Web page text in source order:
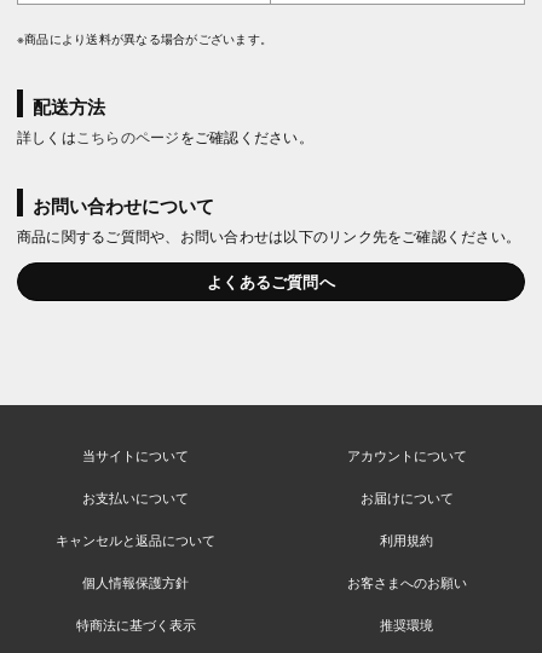
※商品により送料が異なる場合がございます。
配送方法
詳しくは こちらのページをご確認ください。
お問い合わせについて
商品に関するご質問や、お問い合わせは以下のリンク先をご確認ください。
よくあるご質問へ
当サイトについて アカウントについて
お支払いについて お届けについて
キャンセルと返品について 利用規約
個人情報保護方針 お客さまへのお願い
特商法に基づく表示 推奨環境